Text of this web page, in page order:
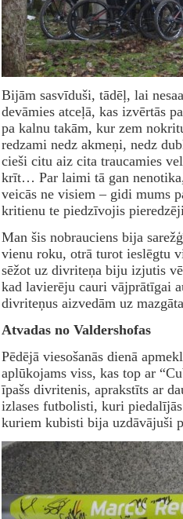
Bijām sasvīduši, tādēļ, lai
devāmies atceļā, kas izvērtās
pa kalnu takām, kur zem
redzami nedz akmeņi, nedz
cieši citu aiz cita traucamies
krīt… Par laimi tā gan
veicās ne visiem – gidi mums
kritienu te piedzīvojis
Man šis nobrauciens bija
vienu roku, otrā turot ieslēgtu
sēžot uz divriteņa biju izjutis
kad lavierēju cauri vājprātīgai
divriteņus aizvedām uz
Atvadas no Valdershofas
Pēdējā viesošanās dienā
aplūkojams viss, kas top ar
īpašs divritenis, aprakstīts ar
izlases futbolisti, kuri
kuriem kubisti bija uzdāvājuši